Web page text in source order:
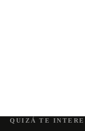
QUIZÁ TE